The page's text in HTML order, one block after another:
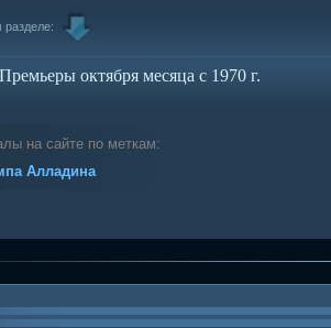
Премьеры октября месяца с 1970 г.
на сайте по меткам:
Алладина